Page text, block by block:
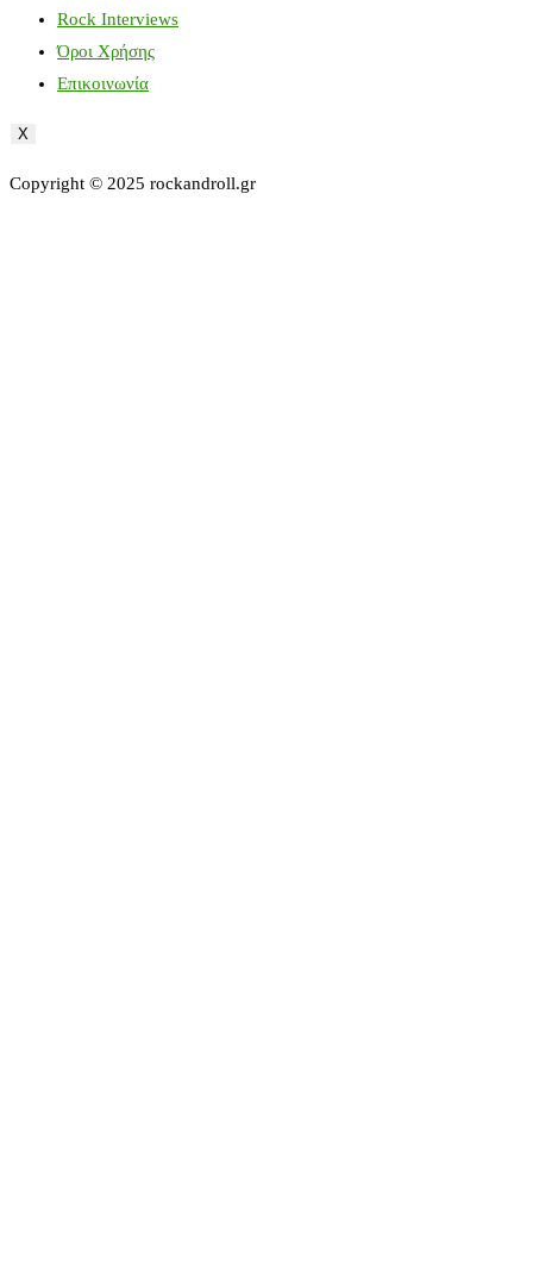
Rock Interviews
Όροι Χρήσης
Επικοινωνία
X
Copyright © 2025 rockandroll.gr